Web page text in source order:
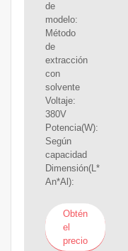
de
modelo:
Método
de
extracción
con
solvente
Voltaje:
380V
Potencia(W):
Según
capacidad
Dimensión(L*
An*Al):
Obtén
el
precio